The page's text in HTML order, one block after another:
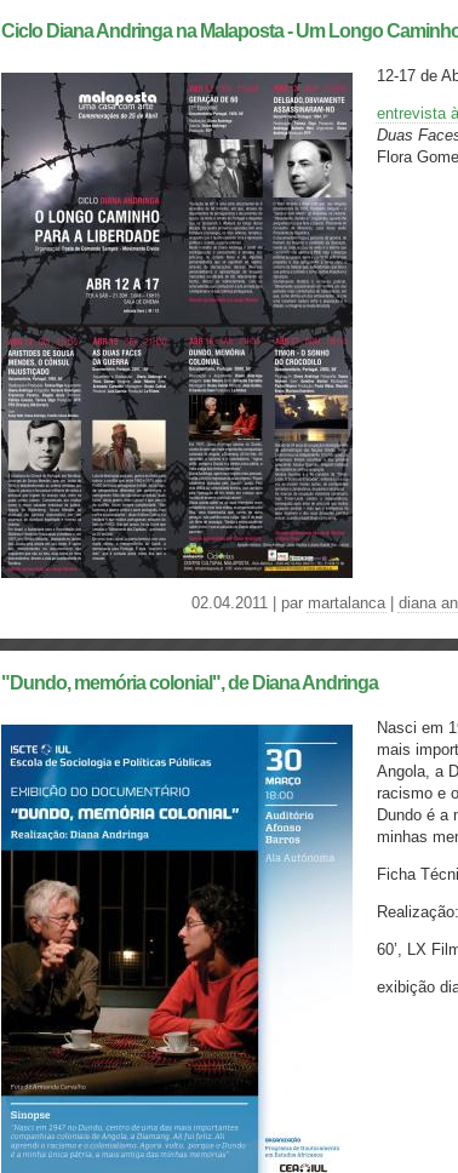
Ciclo Diana Andringa na Malaposta - Um Longo
12-17 de
entrevista
Duas
Flora
02.04.2011 | par martalanca| diana
"Dundo, memória colonial", de Diana Andringa
Nasci em
mais
Angola, a
racismo e
Dundo é a
minhas
Ficha
60’, LX
exibição